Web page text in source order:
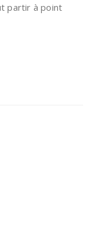
partir à point